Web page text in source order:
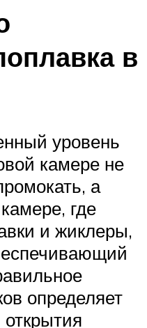
в
уровень
камере не
а
где
и жиклеры,
определяет